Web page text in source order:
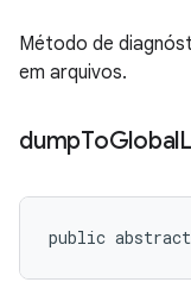
Método de
em arquivos.
dumpToGlobal
public abstract